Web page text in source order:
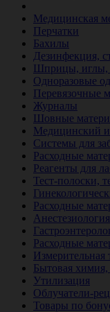
Медицинская
Перчатки
Бахилы
Дезинфекция,
Шприцы, иглы,
Одноразовые
Перевязочные
Журналы
Шовные
Медицинский
Системы для
Расходные
Реагенты для
Тест-полоски,
Расходные
Расходные
Бытовая химия,
Утилизация
Облучатели-
Товары по